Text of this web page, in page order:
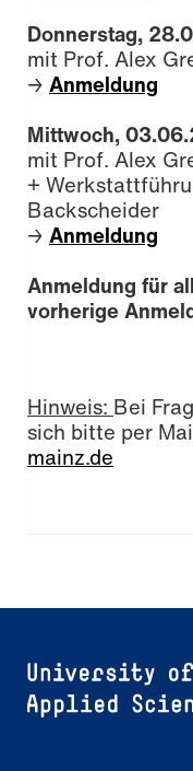
Donnerstag,
mit Prof. Alex
→ Anmeldung
Mittwoch,
mit Prof. Alex
+
Backscheider
→ Anmeldung
Anmeldung für
vorherige
Hinweis: Bei
sich bitte per
mainz.de